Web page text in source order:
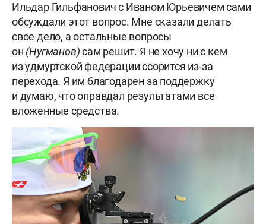
Ильдар Гильфанович с Иваном Юрьевичем сами
обсуждали этот вопрос. Мне сказали делать
свое дело, а остальные вопросы
он (Нугманов)сам решит. Я не хочу ни с кем
из удмуртской федерации ссорится из-за
перехода. Я им благодарен за поддержку
и думаю, что оправдал результатами все
вложенные средства.